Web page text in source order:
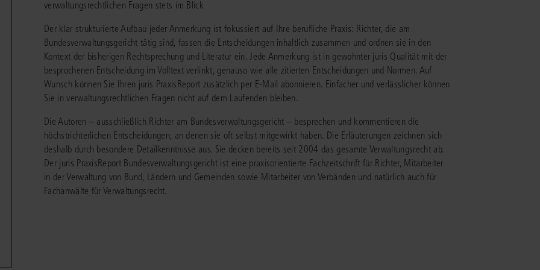
Arbeitsrecht
Außenwirtschaftsrecht
Bankrecht
Compliance
Datenschutzrecht
Erbrecht
Familienrecht
Notare
Öffentliches Dienstrecht
Öffentliches Recht
Sozialrecht
Steuerrecht
Strafrecht
JURIS BUSINESS
Praxisnah und intuitiv: Schutz vor rechtlichen
Risikenfür Unternehmen, Institutionen
und Steuerberater
mehr erfahren
JURIS AKADEMIE
Qualifiziert und zertifiziert: Online-
Fortbildungenfür Fachanwältein allen
wichtigen Fachgebieten.
mehr erfahren
für eine erste Produktempfehlung.
Unternehmen
Referendariat
Studium und Hochschule
WEITERE SERVICES
FAQ
Downloads
Veranstaltungen
juris PraxisReporte
verwaltungsrechtlichen Fragen stets im Blick
Der klar strukturierte Aufbau jeder Anmerkung ist fokussiert auf Ihre berufliche Praxis: Richter, die am
Bundesverwaltungsgericht tätig sind, fassen die Entscheidungen inhaltlich zusammen und ordnen sie in den
Kontext der bisherigen Rechtsprechung und Literatur ein. Jede Anmerkung ist in gewohnter juris Qualität mit der
besprochenen Entscheidung im Volltext verlinkt, genauso wie alle zitierten Entscheidungen und Normen. Auf
Wunsch können Sie Ihren juris PraxisReport zusätzlich per E-Mail abonnieren. Einfacher und verlässlicher können
Sie in verwaltungsrechtlichen Fragen nicht auf dem Laufenden bleiben.
Die Autoren – ausschließlich Richter am Bundesverwaltungsgericht – besprechen und kommentieren die
höchstrichterlichen Entscheidungen, an denen sie oft selbst mitgewirkt haben. Die Erläuterungen zeichnen sich
deshalb durch besondere Detailkenntnisse aus. Sie decken bereits seit 2004 das gesamte Verwaltungsrecht ab.
Der juris PraxisReport Bundesverwaltungsgericht ist eine praxisorientierte Fachzeitschrift für Richter, Mitarbeiter
in der Verwaltung von Bund, Ländern und Gemeinden sowie Mitarbeiter von Verbänden und natürlich auch für
Fachanwälte für Verwaltungsrecht.